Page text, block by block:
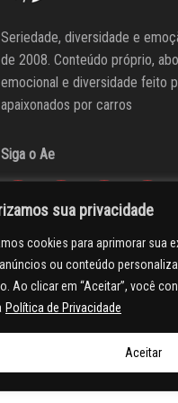
sua privacidade
cookies para aprimorar sua
ou conteúdo
Ao clicar em “Aceitar”, você
Política de Privacidade
Aceitar
Seriedade, diversidade e
de 2008. Conteúdo próprio,
emocional e diversidade feito
apaixonados por carros
Siga o Ae
AUTOentusiastas Editores